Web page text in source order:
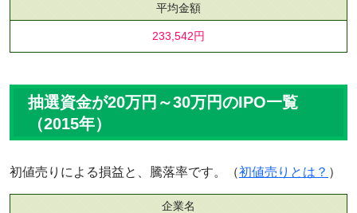
平均金額
233,542円
抽選資金が20万円～30万円のIPO一覧
（2015年）
初値売りによる損益と、騰落率です。（初値売りとは？ ）
企業名